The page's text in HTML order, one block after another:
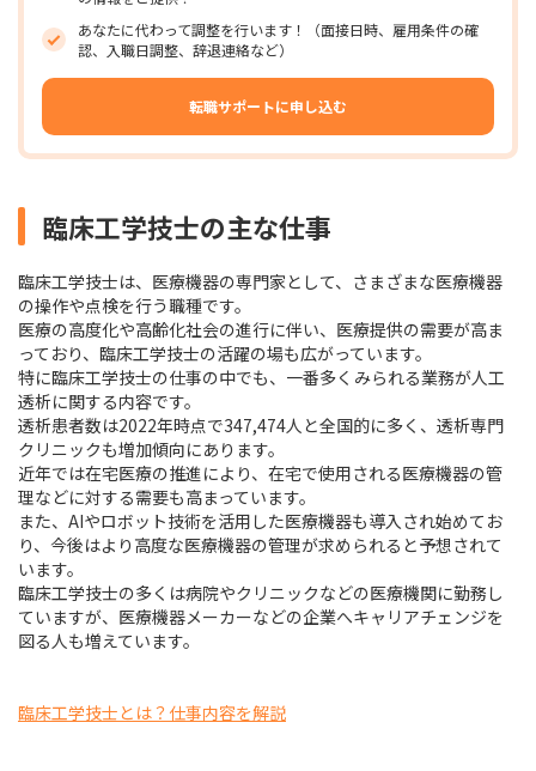
あなたに代わって調整を行います！（面接日時、雇用条件の確
認、入職日調整、辞退連絡など）
転職サポートに申し込む
臨床工学技士の主な仕事
臨床工学技士は、医療機器の専門家として、さまざまな医療機器
の操作や点検を行う職種です。
医療の高度化や高齢化社会の進行に伴い、医療提供の需要が高ま
っており、臨床工学技士の活躍の場も広がっています。
特に臨床工学技士の仕事の中でも、一番多くみられる業務が人工
透析に関する内容です。
透析患者数は2022年時点で347,474人と全国的に多く、透析専門
クリニックも増加傾向にあります。
近年では在宅医療の推進により、在宅で使用される医療機器の管
理などに対する需要も高まっています。
また、AIやロボット技術を活用した医療機器も導入され始めてお
り、今後はより高度な医療機器の管理が求められると予想されて
います。
臨床工学技士の多くは病院やクリニックなどの医療機関に勤務し
ていますが、医療機器メーカーなどの企業へキャリアチェンジを
図る人も増えています。
臨床工学技士とは？仕事内容を解説